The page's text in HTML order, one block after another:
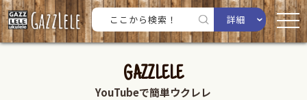
詳細
GAZZLELE
YouTubeで簡単ウクレレ